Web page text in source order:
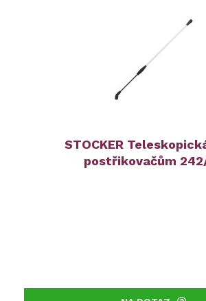
STOCKER
postřikovačům